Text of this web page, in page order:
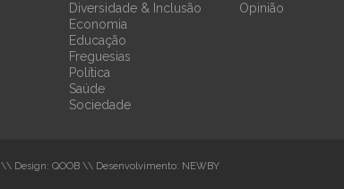
Diversidade & Inclusão
Economia
Educação
Freguesias
Política
Saúde
Sociedade
Opinião
\\ Design: QOOB \\ Desenvolvimento: NEWBY